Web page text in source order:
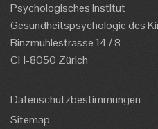
Psychologisches Institut
Gesundheitspsychologie des
Binzmühlestrasse 14 / 8
CH-8050 Zürich
Datenschutzbestimmungen
Sitemap